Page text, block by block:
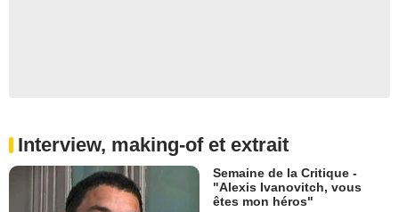
Interview, making-of et extrait
Semaine de la Critique -
"Alexis Ivanovitch, vous
êtes mon héros"